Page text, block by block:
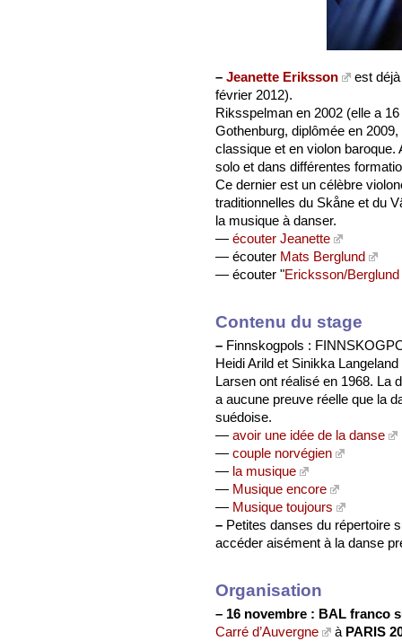
– Jeanette Eriksson
est
février 2012).
Riksspelman en 2002 (elle a
Gothenburg, diplômée en
classique et en violon baroque.
solo et dans différentes
Ce dernier est un célèbre
traditionnelles du Skåne et du
la musique à danser.
— écouter Jeanette
— écouter Mats Berglund
— écouter "Ericksson/Berglund
Contenu du stage
– Finnskogpols :
Heidi Arild et Sinikka
Larsen ont réalisé en 1968. La
a aucune preuve réelle que la
suédoise.
— avoir une idée de la danse
— couple norvégien
— la musique
— Musique encore
— Musique toujours
– Petites danses du répertoire
accéder aisément à la danse
Organisation
– 16 novembre : BAL franco
Carré d’Auvergne
à PARIS